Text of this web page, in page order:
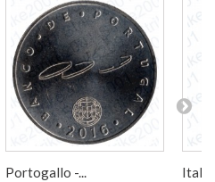
Portogallo -... Italia